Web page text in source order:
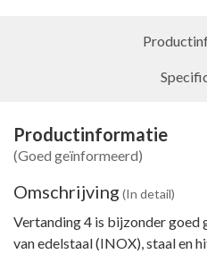
Productinformatie
(Goed geïnformeerd)
Omschrijving (In detail)
Vertanding 4 is bijzonder goed
van edelstaal (INOX), staal en